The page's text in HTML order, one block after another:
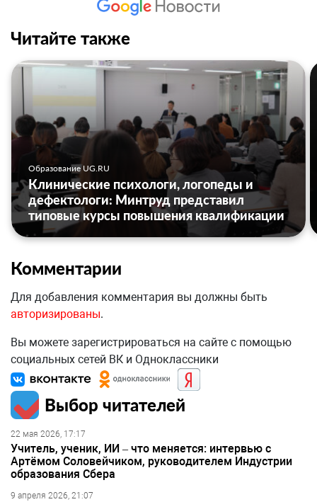
Читайте также
Образование UG.RU
Клинические психологи, логопеды и
дефектологи: Минтруд представил
типовые курсы повышения квалификации
Комментарии
Для добавления комментария вы должны быть
авторизированы.
Вы можете зарегистрироваться на сайте с помощью
социальных сетей ВК и Одноклассники
Выбор читателей
22 мая 2026, 17:17
Учитель, ученик, ИИ – что меняется: интервью с
Артёмом Соловейчиком, руководителем Индустрии
образования Сбера
9 апреля 2026, 21:07